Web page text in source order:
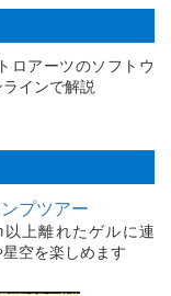
ロアーツのソフトウ
インで解説
プツアー
上離れたゲルに連
空を楽しめます